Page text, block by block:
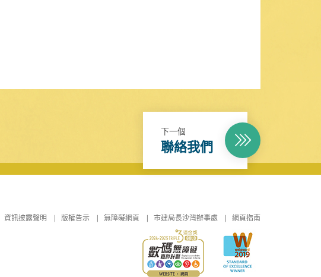
下一個
聯絡我們
資訊披露聲明 版權告示 無障礙網頁 市建局長沙灣辦事處 網頁指南